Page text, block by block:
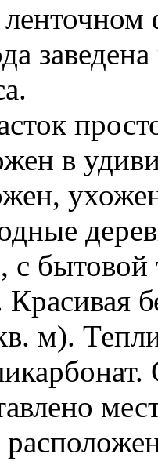
в
с
м).